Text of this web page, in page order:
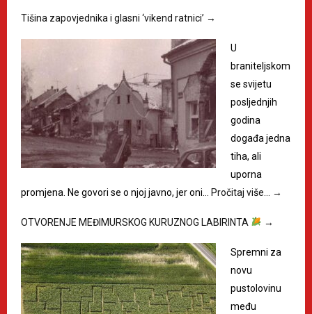
Tišina zapovjednika i glasni ‘vikend ratnici’ →
U
braniteljskom
se svijetu
posljednjih
godina
događa jedna
tiha, ali
uporna
promjena. Ne govori se o njoj javno, jer oni…
Pročitaj više… →
OTVORENJE MEĐIMURSKOG KURUZNOG LABIRINTA →
Spremni za
novu
pustolovinu
među